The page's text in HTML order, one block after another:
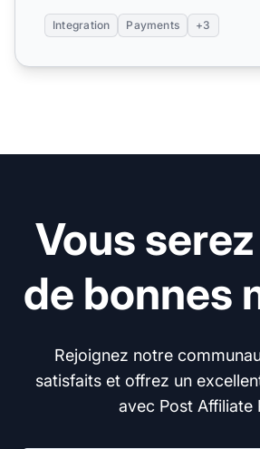
Integration Payments +3
Vous
de bonnes
Rejoignez notre
satisfaits et offrez un
avec Post Affiliate